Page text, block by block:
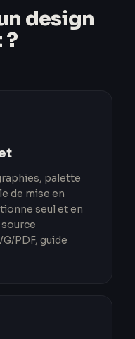
design
?
palette
de mise en
seul et en
PDF, guide